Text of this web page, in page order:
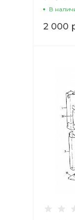
В
2 000